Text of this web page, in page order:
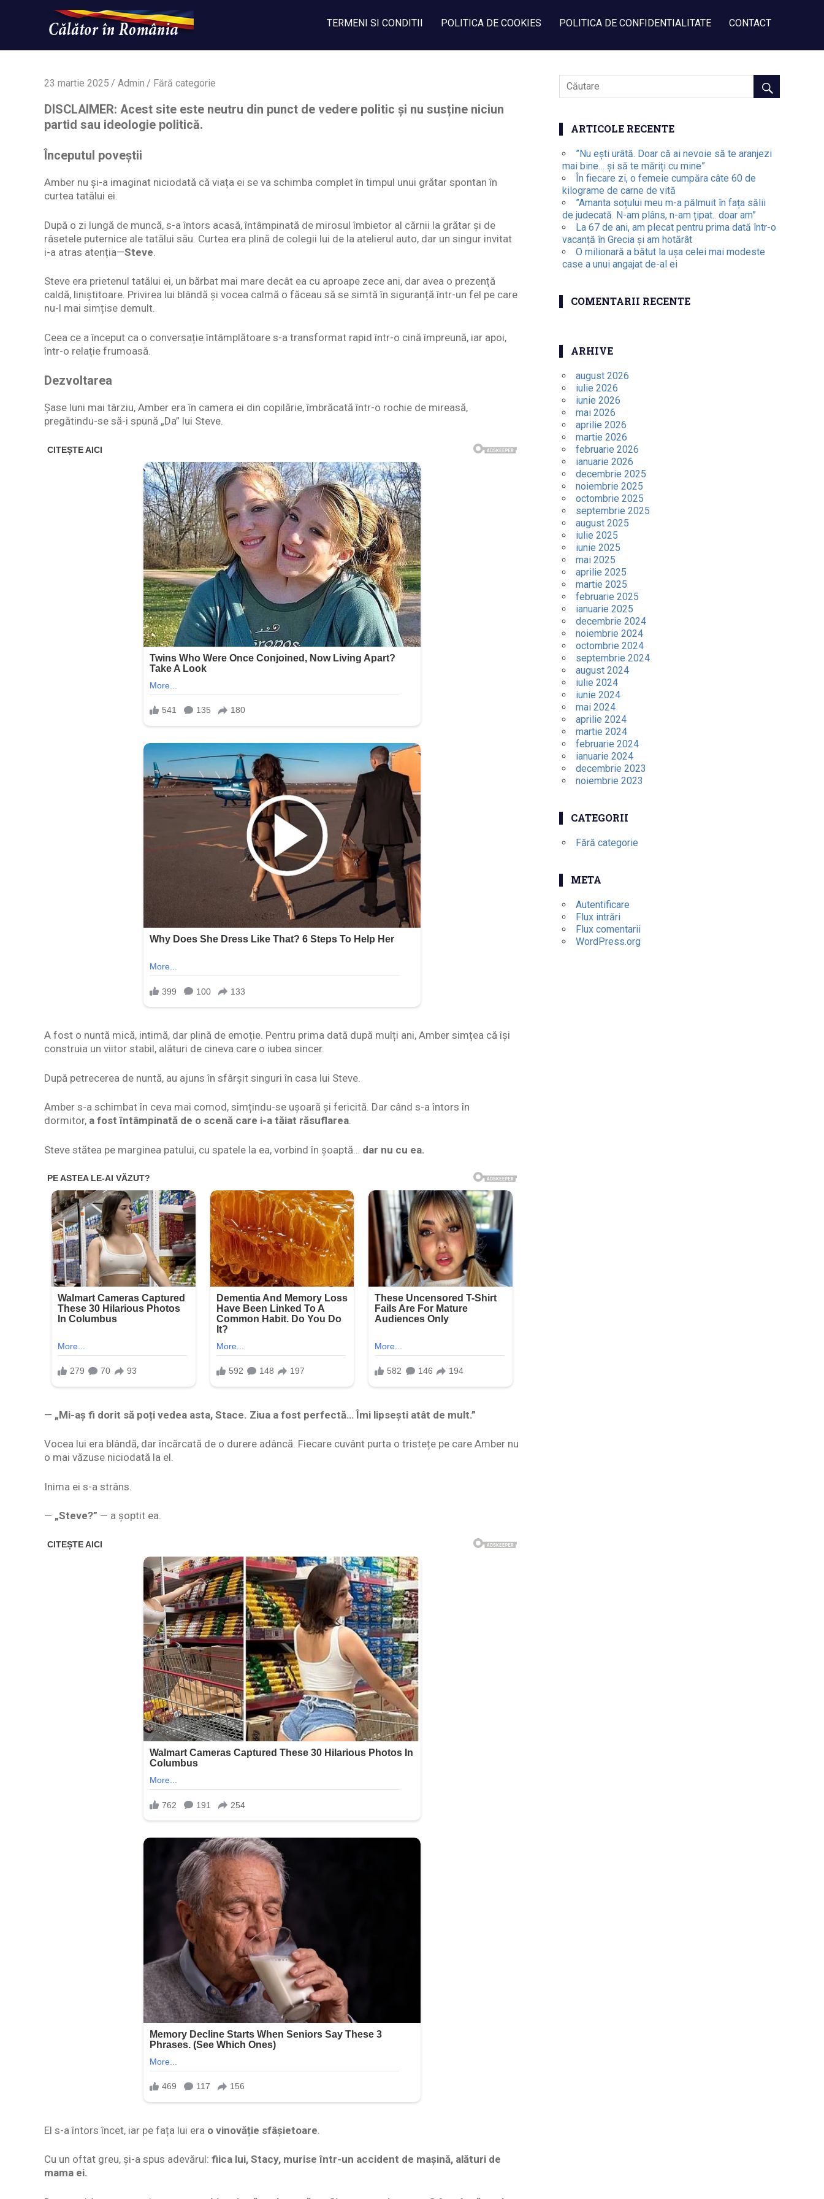
Calatorinromania
WordPress
TERMENI SI CONDITII POLITICA DE COOKIES POLITICA DE CONFIDENTIALITATE CONTACT
23 martie 2025 Admin Fără categorie
DISCLAIMER: Acest site este neutru din punct de vedere politic și nu susține niciun
partid sau ideologie politică.
Începutul poveștii
Amber nu și-a imaginat niciodată că viața ei se va schimba complet în timpul unui grătar spontan în
curtea tatălui ei.
După o zi lungă de muncă, s-a întors acasă, întâmpinată de mirosul îmbietor al cărnii la grătar și de
râsetele puternice ale tatălui său. Curtea era plină de colegii lui de la atelierul auto, dar un singur invitat
i-a atras atenția—Steve
Steve era prietenul tatălui ei, un bărbat mai mare decât ea cu aproape zece ani, dar avea o prezență
caldă, liniștitoare. Privirea lui blândă și vocea calmă o făceau să se simtă în siguranță într-un fel pe care
nu-l mai simțise demult.
Ceea ce a început ca o conversație întâmplătoare s-a transformat rapid într-o cină împreună, iar apoi,
într-o relație frumoasă.
Dezvoltarea
Șase luni mai târziu, Amber era în camera ei din copilărie, îmbrăcată într-o rochie de mireasă,
pregătindu-se să-i spună „Da” lui Steve.
A fost o nuntă mică, intimă, dar plină de emoție. Pentru prima dată după mulți ani, Amber simțea că își
construia un viitor stabil, alături de cineva care o iubea sincer.
După petrecerea de nuntă, au ajuns în sfârșit singuri în casa lui Steve.
Amber s-a schimbat în ceva mai comod, simțindu-se ușoară și fericită. Dar când s-a întors în
dormitor, a fost întâmpinată de o scenă care i-a tăiat răsuflarea.
Steve stătea pe marginea patului, cu spatele la ea, vorbind în șoaptă… dar nu cu ea.
— „Mi-aș fi dorit să poți vedea asta, Stace. Ziua a fost perfectă… Îmi lipsești atât de mult.”
Vocea lui era blândă, dar încărcată de o durere adâncă. Fiecare cuvânt purta o tristețe pe care Amber nu
o mai văzuse niciodată la el.
Inima ei s-a strâns.
— „Steve?” — a șoptit ea.
El s-a întors încet, iar pe fața lui era o vinovăție sfâșietoare
Cu un oftat greu, și-a spus adevărul: fiica lui, Stacy, murise într-un accident de mașină, alături de
mama ei.
ARTICOLE RECENTE
”Nu ești urâtă. Doar că ai nevoie să te aranjezi
mai bine… și să te măriți cu mine”
În fiecare zi, o femeie cumpăra câte 60 de
kilograme de carne de vită
”Amanta soțului meu m-a pălmuit în fața sălii
de judecată. N-am plâns, n-am țipat.. doar am”
La 67 de ani, am plecat pentru prima dată într-o
vacanță în Grecia și am hotărât
O milionară a bătut la ușa celei mai modeste
case a unui angajat de-al ei
COMENTARII RECENTE
ARHIVE
august 2026
iulie 2026
iunie 2026
mai 2026
aprilie 2026
martie 2026
februarie 2026
ianuarie 2026
decembrie 2025
noiembrie 2025
octombrie 2025
septembrie 2025
august 2025
iulie 2025
iunie 2025
mai 2025
aprilie 2025
martie 2025
februarie 2025
ianuarie 2025
decembrie 2024
noiembrie 2024
octombrie 2024
septembrie 2024
august 2024
iulie 2024
iunie 2024
mai 2024
aprilie 2024
martie 2024
februarie 2024
ianuarie 2024
decembrie 2023
noiembrie 2023
CATEGORII
Fără categorie
META
Autentificare
Flux intrări
Flux comentarii
WordPress.org